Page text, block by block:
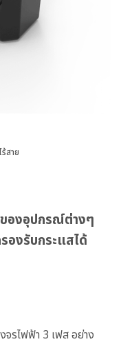
สาย
องอุปกรณ์ต่างๆ
องรับกระแสได้
จรไฟฟ้า 3 เฟส อย่าง